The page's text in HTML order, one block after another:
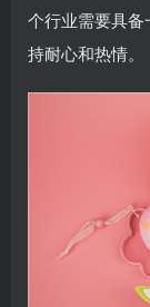
个行业需要具
持耐心和热情。